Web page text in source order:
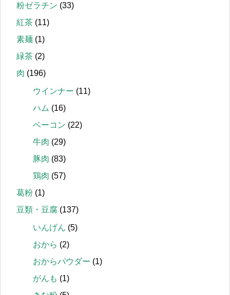
粉ゼラチン (33)
紅茶 (11)
素麺 (1)
緑茶 (2)
肉 (196)
ウインナー (11)
ハム (16)
ベーコン (22)
牛肉 (29)
豚肉 (83)
鶏肉 (57)
葛粉 (1)
豆類・豆腐 (137)
いんげん (5)
おから (2)
おからパウダー (1)
がんも (1)